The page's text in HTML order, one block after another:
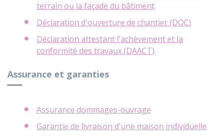
terrain ou la façade du bâtiment
Déclaration d'ouverture de chantier (DOC)
Déclaration attestant l'achèvement et la
conformité des travaux (DAACT)
Assurance et garanties
Assurance dommages-ouvrage
Garantie de livraison d'une maison individuelle